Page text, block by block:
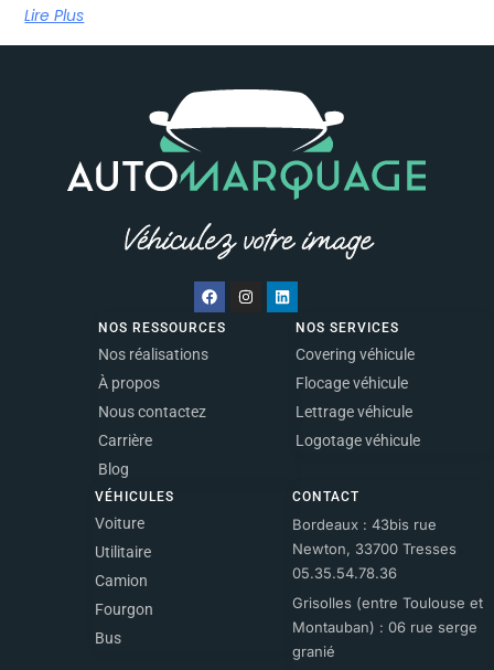
Lire Plus
NOS RESSOURCES
Nos réalisations
À propos
Nous contactez
Carrière
Blog
NOS SERVICES
Covering véhicule
Flocage véhicule
Lettrage véhicule
Logotage véhicule
VÉHICULES
Voiture
Utilitaire
Camion
Fourgon
Bus
CONTACT
Bordeaux : 43bis rue
Newton, 33700 Tresses
05.35.54.78.36
Grisolles (entre Toulouse et
Montauban) : 06 rue serge
granié